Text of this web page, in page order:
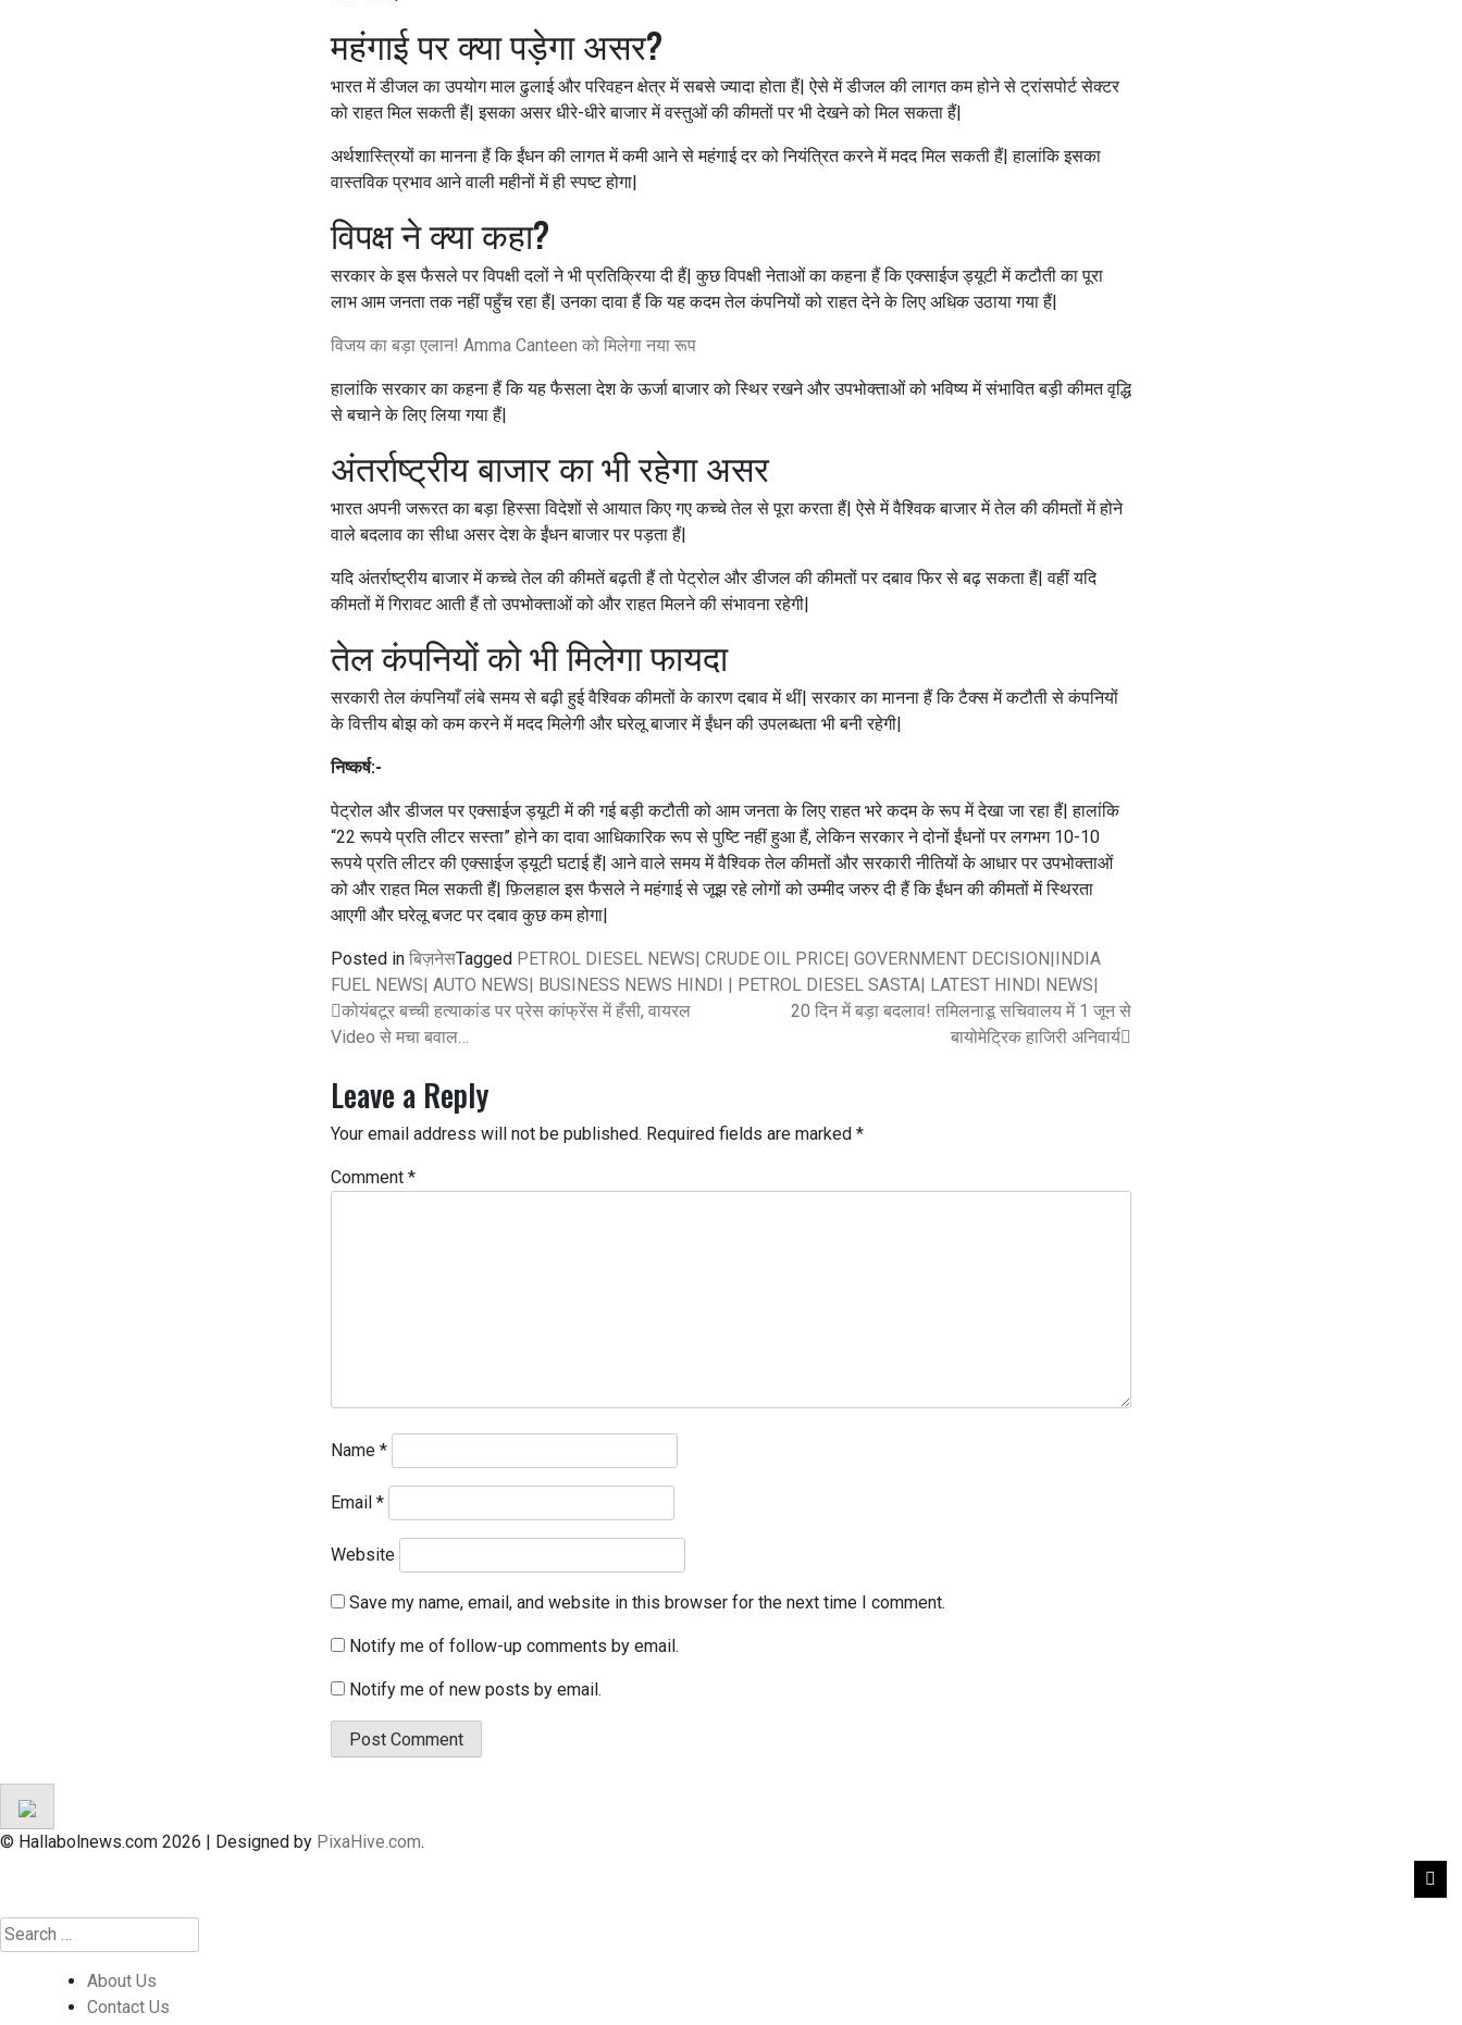
महंगाई पर क्या पड़ेगा असर?
भारत में डीजल का उपयोग माल ढुलाई और परिवहन क्षेत्र में सबसे ज्यादा होता हैं| ऐसे में डीजल की लागत कम होने से ट्रांसपोर्ट सेक्टर
को राहत मिल सकती हैं| इसका असर धीरे-धीरे बाजार में वस्तुओं की कीमतों पर भी देखने को मिल सकता हैं|
अर्थशास्त्रियों का मानना हैं कि ईंधन की लागत में कमी आने से महंगाई दर को नियंत्रित करने में मदद मिल सकती हैं| हालांकि इसका
वास्तविक प्रभाव आने वाली महीनों में ही स्पष्ट होगा|
विपक्ष ने क्या कहा?
सरकार के इस फैसले पर विपक्षी दलों ने भी प्रतिक्रिया दी हैं| कुछ विपक्षी नेताओं का कहना हैं कि एक्साईज ड्यूटी में कटौती का पूरा
लाभ आम जनता तक नहीं पहुँच रहा हैं| उनका दावा हैं कि यह कदम तेल कंपनियों को राहत देने के लिए अधिक उठाया गया हैं|
विजय का बड़ा एलान! Amma Canteen को मिलेगा नया रूप
हालांकि सरकार का कहना हैं कि यह फैसला देश के ऊर्जा बाजार को स्थिर रखने और उपभोक्ताओं को भविष्य में संभावित बड़ी कीमत वृद्धि
से बचाने के लिए लिया गया हैं|
अंतर्राष्ट्रीय बाजार का भी रहेगा असर
भारत अपनी जरूरत का बड़ा हिस्सा विदेशों से आयात किए गए कच्चे तेल से पूरा करता हैं| ऐसे में वैश्विक बाजार में तेल की कीमतों में होने
वाले बदलाव का सीधा असर देश के ईंधन बाजार पर पड़ता हैं|
यदि अंतर्राष्ट्रीय बाजार में कच्चे तेल की कीमतें बढ़ती हैं तो पेट्रोल और डीजल की कीमतों पर दबाव फिर से बढ़ सकता हैं| वहीं यदि
कीमतों में गिरावट आती हैं तो उपभोक्ताओं को और राहत मिलने की संभावना रहेगी|
तेल कंपनियों को भी मिलेगा फायदा
सरकारी तेल कंपनियाँ लंबे समय से बढ़ी हुई वैश्विक कीमतों के कारण दबाव में थीं| सरकार का मानना हैं कि टैक्स में कटौती से कंपनियों
के वित्तीय बोझ को कम करने में मदद मिलेगी और घरेलू बाजार में ईंधन की उपलब्धता भी बनी रहेगी|
निष्कर्ष:-
पेट्रोल और डीजल पर एक्साईज ड्यूटी में की गई बड़ी कटौती को आम जनता के लिए राहत भरे कदम के रूप में देखा जा रहा हैं| हालांकि
“22 रूपये प्रति लीटर सस्ता” होने का दावा आधिकारिक रूप से पुष्टि नहीं हुआ हैं, लेकिन सरकार ने दोनों ईंधनों पर लगभग 10-10
रूपये प्रति लीटर की एक्साईज ड्यूटी घटाई हैं| आने वाले समय में वैश्विक तेल कीमतों और सरकारी नीतियों के आधार पर उपभोक्ताओं
को और राहत मिल सकती हैं| फ़िलहाल इस फैसले ने महंगाई से जूझ रहे लोगों को उम्मीद जरुर दी हैं कि ईंधन की कीमतों में स्थिरता
आएगी और घरेलू बजट पर दबाव कुछ कम होगा|
Posted in बिज़नेसTagged PETROL DIESEL NEWS| CRUDE OIL PRICE| GOVERNMENT DECISION|INDIA
FUEL NEWS| AUTO NEWS| BUSINESS NEWS HINDI | PETROL DIESEL SASTA| LATEST HINDI NEWS|
कोयंबटूर बच्ची हत्याकांड पर प्रेस कांफ्रेंस में हँसी, वायरल
Video से मचा बवाल…
20 दिन में बड़ा बदलाव! तमिलनाडू सचिवालय में 1 जून से
बायोमेट्रिक हाजिरी अनिवार्य
Leave a Reply
Your email address will not be published. Required fields are marked *
Comment *
Name *
Email *
Website
Save my name, email, and website in this browser for the next time I comment.
Notify me of follow-up comments by email.
Notify me of new posts by email.
© Hallabolnews.com 2026 | Designed by PixaHive.com.
About Us
Contact Us